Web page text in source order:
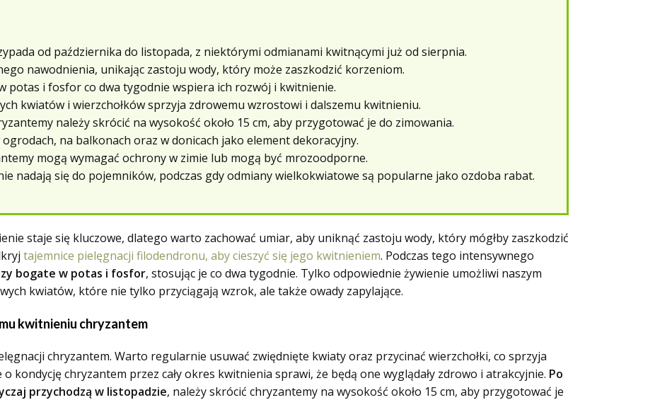
od października do listopada, z niektórymi odmianami kwitnącymi już od sierpnia.
nawodnienia, unikając zastoju wody, który może zaszkodzić korzeniom.
potas i fosfor co dwa tygodnie wspiera ich rozwój i kwitnienie.
kwiatów i wierzchołków sprzyja zdrowemu wzrostowi i dalszemu kwitnieniu.
należy skrócić na wysokość około 15 cm, aby przygotować je do zimowania.
na balkonach oraz w donicach jako element dekoracyjny.
mogą wymagać ochrony w zimie lub mogą być mrozoodporne.
nadają się do pojemników, podczas gdy odmiany wielkokwiatowe są popularne jako ozdoba rabat.
staje się kluczowe, dlatego warto zachować umiar, aby uniknąć zastoju wody, który mógłby zaszkodzić
tajemnice pielęgnacji filodendronu, aby cieszyć się jego kwitnieniem. Podczas tego intensywnego
bogate w potas i fosfor, stosując je co dwa tygodnie. Tylko odpowiednie żywienie umożliwi naszym
kwiatów, które nie tylko przyciągają wzrok, ale także owady zapylające.
kwitnieniu chryzantem
chryzantem. Warto regularnie usuwać zwiędnięte kwiaty oraz przycinać wierzchołki, co sprzyja
kondycję chryzantem przez cały okres kwitnienia sprawi, że będą one wyglądały zdrowo i atrakcyjnie. Po
przychodzą w listopadzie, należy skrócić chryzantemy na wysokość około 15 cm, aby przygotować je